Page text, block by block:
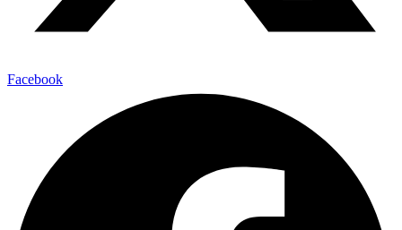
Facebook